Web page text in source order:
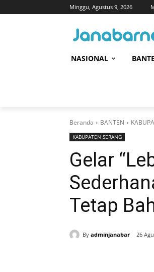
Minggu, Agustus 9, 2026
NASIONAL
Beranda BANTEN
KABUPATEN SERANG
Gelar
Tetap
By adminjanabar 26